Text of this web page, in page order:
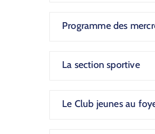
Programme des
La section sportive
Le Club jeunes au